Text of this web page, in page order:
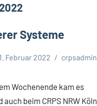
Systeme
Februar 2022 crpsadmin
Wochenende kam es
beim CRPS NRW Köln